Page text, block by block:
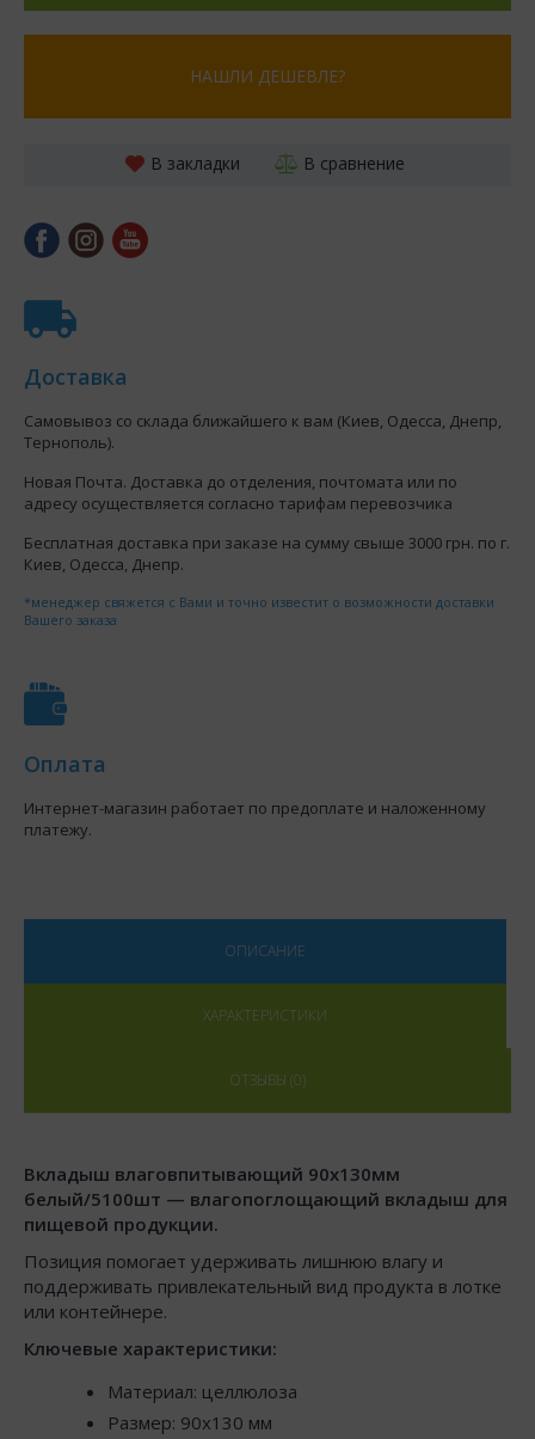
НАШЛИ ДЕШЕВЛЕ?
В закладки В сравнение
Доставка
Самовывоз со склада ближайшего к вам (Киев, Одесса, Днепр,
Тернополь).
Новая Почта. Доставка до отделения, почтомата или по
адресу осуществляется согласно тарифам перевозчика
Бесплатная доставка при заказе на сумму свыше 3000 грн. по г.
Киев, Одесса, Днепр.
*менеджер свяжется с Вами и точно известит о возможности доставки
Вашего заказа
Оплата
Интернет-магазин работает по предоплате и наложенному
платежу.
ОПИСАНИЕ
ХАРАКТЕРИСТИКИ
ОТЗЫВЫ (0)
Вкладыш влаговпитывающий 90x130мм
белый/5100шт — влагопоглощающий вкладыш для
пищевой продукции.
Позиция помогает удерживать лишнюю влагу и
поддерживать привлекательный вид продукта в лотке
или контейнере.
Ключевые характеристики:
Материал: целлюлоза
Размер: 90x130 мм